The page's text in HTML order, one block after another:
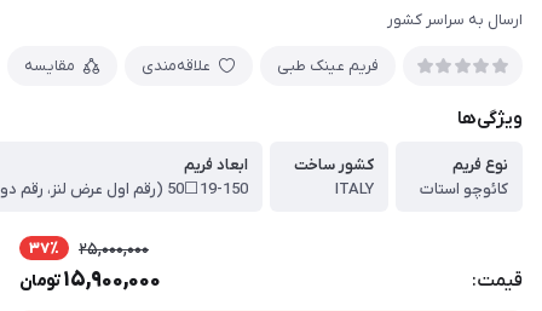
ارسال به سراسر کشور
فریم عینک طبی علاقه‌مندی مقایسه
ویژگی‌ها
نوع فریم
کائوچو استات
کشور ساخت
ITALY
ابعاد فریم
قیمت:
25,000,000 37٪
15,900,000تومان